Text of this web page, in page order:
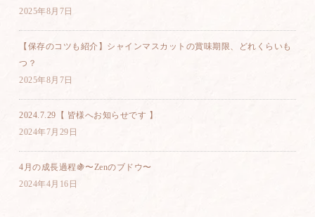
2025年8月7日
【保存のコツも紹介】シャインマスカットの賞味期限、どれくらいも
つ？
2025年8月7日
2024.7.29【 皆様へお知らせです 】
2024年7月29日
4月の成長過程🍇〜Zenのブドウ〜
2024年4月16日